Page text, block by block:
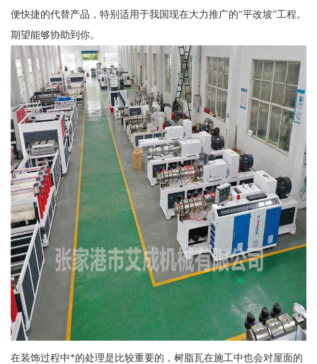
便快捷的代替产品，特别适用于我国现在大力推广的“平改坡”工程。
期望能够协助到你。
在装饰过程中*的处理是比较重要的，树脂瓦在施工中也会对屋面的